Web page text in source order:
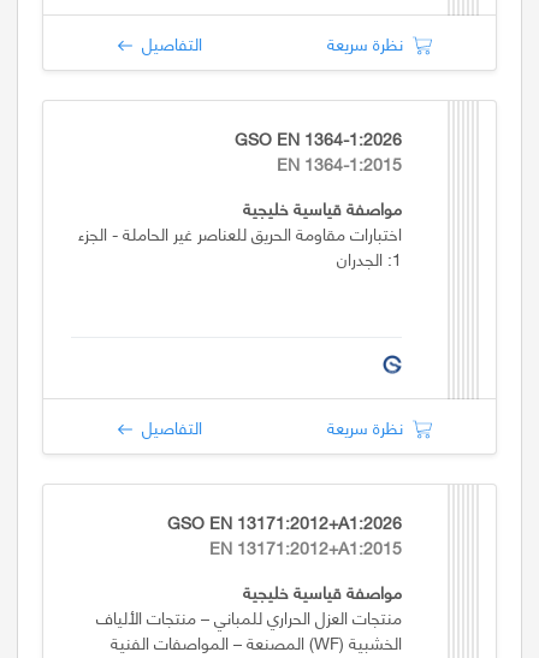
نظرة سريعة التفاصيل
GSO EN 1364-1:2026
EN 1364-1:2015
مواصفة قياسية خليجية
اختبارات مقاومة الحريق للعناصر غير الحاملة - الجزء
1: الجدران
نظرة سريعة التفاصيل
GSO EN 13171:2012+A1:2026
EN 13171:2012+A1:2015
مواصفة قياسية خليجية
منتجات العزل الحراري للمباني – منتجات الألياف
الخشبية (WF) المصنعة – المواصفات الفنية